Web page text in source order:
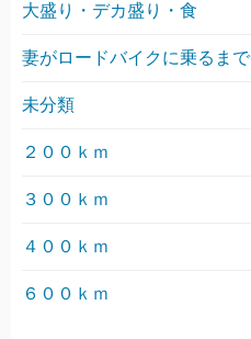
大盛り・デカ盛り・食
妻がロードバイクに乗るまで
未分類
２００ｋｍ
３００ｋｍ
４００ｋｍ
６００ｋｍ